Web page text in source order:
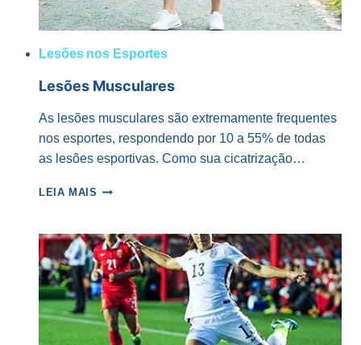
Lesões nos Esportes
Lesões Musculares
As lesões musculares são extremamente frequentes
nos esportes, respondendo por 10 a 55% de todas
as lesões esportivas. Como sua cicatrização…
LEIA MAIS LESÕES